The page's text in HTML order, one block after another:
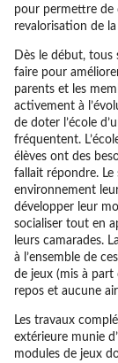
pour permettre de
revalorisation de la
Dès le début, tous
faire pour
parents et les
activement à
de doter l’école
fréquentent.
élèves ont des
fallait répondre. Le
environnement
développer leur
socialiser tout en
leurs camarades.
à l’ensemble de
de jeux (mis à part
repos et aucune
Les travaux
extérieure munie
modules de jeux